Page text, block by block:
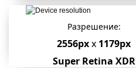
Разрешение:
2556pxx 1179px
Super Retina XDR